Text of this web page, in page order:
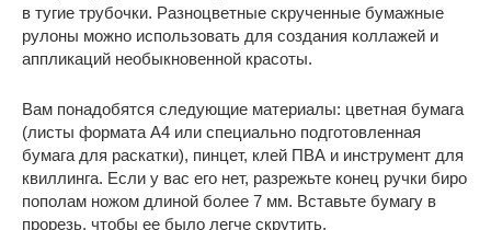
в тугие трубочки. Разноцветные скрученные бумажные
рулоны можно использовать для создания коллажей и
аппликаций необыкновенной красоты.
Вам понадобятся следующие материалы: цветная бумага
(листы формата А4 или специально подготовленная
бумага для раскатки), пинцет, клей ПВА и инструмент для
квиллинга. Если у вас его нет, разрежьте конец ручки биро
пополам ножом длиной более 7 мм. Вставьте бумагу в
прорезь, чтобы ее было легче скрутить.